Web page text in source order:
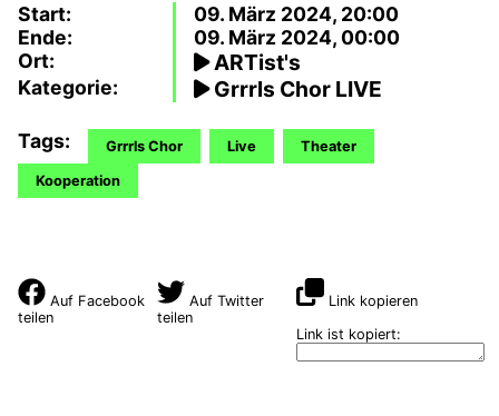
Start:
09. März 2024, 20:00
Ende:
09. März 2024, 00:00
Ort:
ARTist's
Kategorie: Grrrls Chor LIVE
Tags: Grrrls Chor Live Theater
Kooperation
Auf Facebook
teilen
Auf Twitter
teilen
Link kopieren
Link ist kopiert: